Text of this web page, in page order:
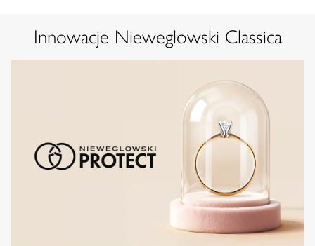
Innowacje Nieweglowski Classica